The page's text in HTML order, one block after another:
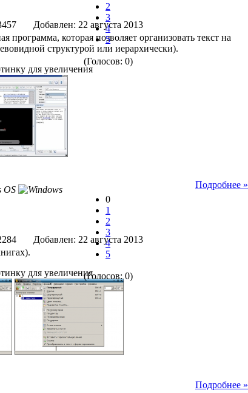
2
3
4
5
(Голосов: 0)
3457
Добавлен: 22 августа 2013
которая позволяет организовать текст на
структурой или иерархически).
для увеличения
0
1
2
3
4
5
(Голосов: 0)
Подробнее »
2284
Добавлен: 22 августа 2013
для увеличения
Подробнее »